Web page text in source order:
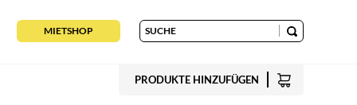
MIETSHOP
PRODUKTE HINZUFÜGEN